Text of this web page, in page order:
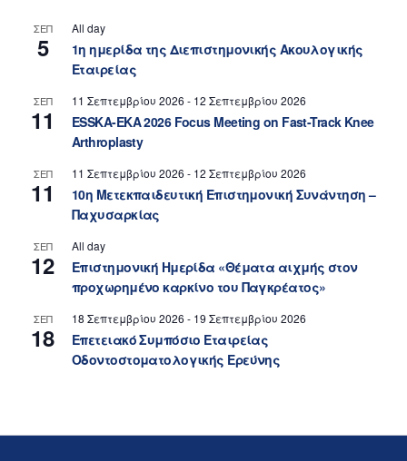
ΣΕΠ
5
All day
1η ημερίδα της Διεπιστημονικής Ακουλογικής
Εταιρείας
ΣΕΠ
11
11 Σεπτεμβρίου 2026 - 12 Σεπτεμβρίου 2026
ESSKA-EKA 2026 Focus Meeting on Fast-Track Knee
Arthroplasty
ΣΕΠ
11
11 Σεπτεμβρίου 2026 - 12 Σεπτεμβρίου 2026
10η Μετεκπαιδευτική Επιστημονική Συνάντηση –
Παχυσαρκίας
ΣΕΠ
12
All day
Επιστημονική Ημερίδα «Θέματα αιχμής στον
προχωρημένο καρκίνο του Παγκρέατος»
ΣΕΠ
18
18 Σεπτεμβρίου 2026 - 19 Σεπτεμβρίου 2026
Επετειακό Συμπόσιο Εταιρείας
Οδοντοστοματολογικής Ερεύνης